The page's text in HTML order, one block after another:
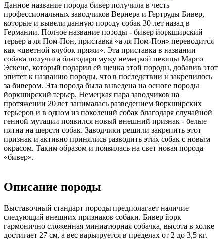
Данное название порода бивер получила в честь
профессиональных заводчиков Вернера и Гертруды Бивер,
которые и вывели данную породу собак 30 лет назад в
Германии. Полное название породы - бивер йоркширский
терьер а ля Пом-Пон, приставка «а ля Пом-Пон» переводится
как «цветной клубок пряжи». Эта приставка в названии
собака получила благодаря мужу немецкой певицы Марго
Эскенс, который подарил ей щенка этой породы, добавив этот
эпитет к названию породы, что в последствии и закрепилось
за бивером. Эта порода была выведена на основе породы
йоркширский терьер. Немецкая пара заводчиков на
протяжении 20 лет занималась разведением йоркширских
терьеров и в одном из поколений собак благодаря случайной
генной мутации появился новый внешний признак - белые
пятна на шерсти собак. Заводчики решили закрепить этот
признак и активно принялись разводить этих собак с новым
окрасом. Таким образом и появилась на свет новая порода
«бивер».
Описание породы
Выставочный стандарт породы предполагает наличие
следующий внешних признаков собаки. Бивер йорк
гармонично сложенная миниатюрная собачка, высота в холке
достигает 27 см, а вес варьируется в пределах от 2 до 3,5 кг.